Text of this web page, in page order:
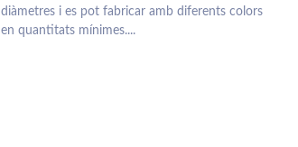
diàmetres i es pot fabricar amb diferents colors
en quantitats mínimes....